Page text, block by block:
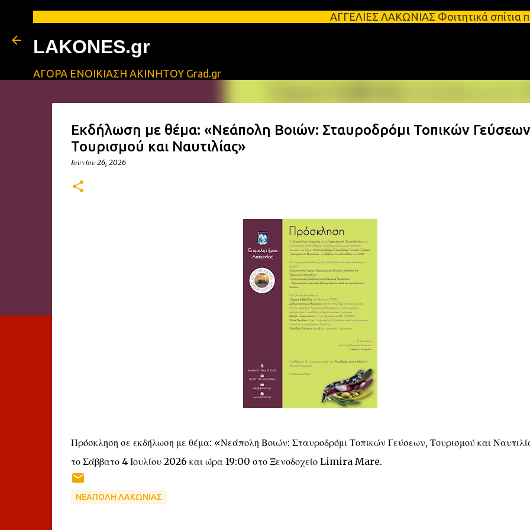
Μετάβαση στο κύριο περιεχόμενο
ΑΓΓΕΛΙΕΣ ΛΑΚΩΝΙΑΣ Φοιτητικά σπίτια προς
LAKONES.gr
ΑΓΟΡΑ ΕΝΟΙΚΙΑΣΗ ΑΚΙΝΗΤΟΥ Grad.gr
Εκδήλωση με θέμα: «Νεάπολη Βοιών: Σταυροδρόμι Τοπικών
Τουρισμού και Ναυτιλίας»
Ιουνίου 26, 2026
Πρόσκληση σε εκδήλωση με θέμα: «Νεάπολη Βοιών: Σταυροδρόμι Τοπικών Γεύσεων, Τουρισμού και
το Σάββατο 4 Ιουλίου 2026 και ώρα 19:00 στο Ξενοδοχείο Limira Mare.
ΝΕΑΠΟΛΗ ΛΑΚΩΝΙΑΣ